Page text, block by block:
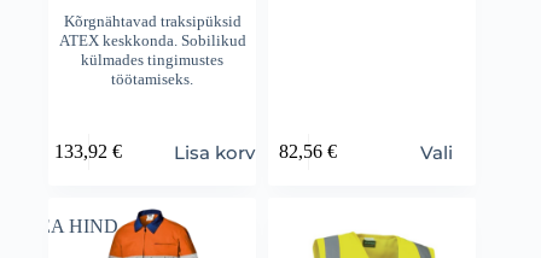
Kõrgnähtavad traksipüksid
ATEX keskkonda. Sobilikud
külmades tingimustes
töötamiseks.
133,92€ Lisa korvi 82,56€ Vali
HEA HIND